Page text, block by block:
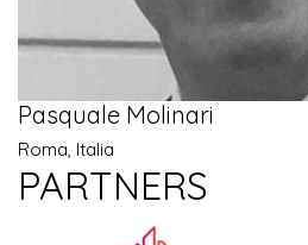
Pasquale Molinari
Roma, Italia
PARTNERS